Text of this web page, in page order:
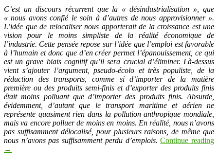
Link
Partager
C’est un discours récurrent que la « désindustrialisation », que
« nous avons confié le soin à d’autres de nous approvisionner ».
L’idée que de relocaliser nous apporterait de la croissance est une
vision pour le moins simpliste de la réalité économique de
l’industrie. Cette pensée repose sur l’idée que l’emploi est favorable
à l’humain et donc que d’en créer permet l’épanouissement, ce qui
est un grave biais cognitif qu’il sera crucial d’éliminer. Là-dessus
vient s’ajouter l’argument, pseudo-écolo et très populiste, de la
réduction des transports, comme si d’importer de la matière
première ou des produits semi-finis et d’exporter des produits finis
était moins polluant que d’importer des produits finis. Absurde,
évidemment, d’autant que le transport maritime et aérien ne
représente quasiment rien dans la pollution anthropique mondiale,
mais va encore polluer de moins en moins. En réalité, nous n’avons
pas suffisamment délocalisé, pour plusieurs raisons, de même que
nous n’avons pas suffisamment perdu d’emplois. Continue reading
→